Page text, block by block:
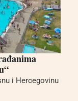
i Hercegovinu